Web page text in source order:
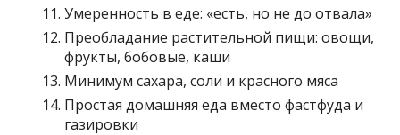
Умеренность в еде: «есть, но не до отвала»
Преобладание растительной пищи: овощи,
фрукты, бобовые, каши
Минимум сахара, соли и красного мяса
Простая домашняя еда вместо фастфуда и
газировки